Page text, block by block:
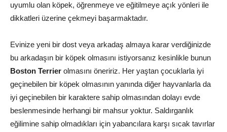
uyumlu olan köpek, öğrenmeye ve eğitilmeye açık yönleri ile
dikkatleri üzerine çekmeyi başarmaktadır.
Evinize yeni bir dost veya arkadaş almaya karar verdiğinizde
bu arkadaşın bir köpek olmasını istiyorsanız kesinlikle bunun
Boston Terrier olmasını öneririz. Her yaştan çocuklarla iyi
geçinebilen bir köpek olmasının yanında diğer hayvanlarla da
iyi geçinebilen bir karaktere sahip olmasından dolayı evde
beslenmesinde herhangi bir mahsur yoktur. Saldırganlık
eğilimine sahip olmadıkları için yabancılara karşı sıcak tavırlar